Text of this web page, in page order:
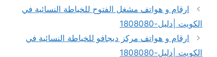
ارقام و هواتف مشغل الفتوح للخياطة النسائية في
الكويت |دليل-1808080
ارقام و هواتف مركز ديجافو للخياطة النسائية في
الكويت |دليل-1808080